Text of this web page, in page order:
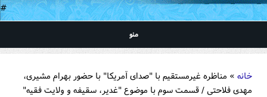
#
منو
خانه » مناظره غیرمستقیم با "صدای آمریکا" با حضور بهرام مشیری،
مهدی فلاحتی / قسمت سوم با موضوع "غدیر، سقیفه و ولایت فقیه"